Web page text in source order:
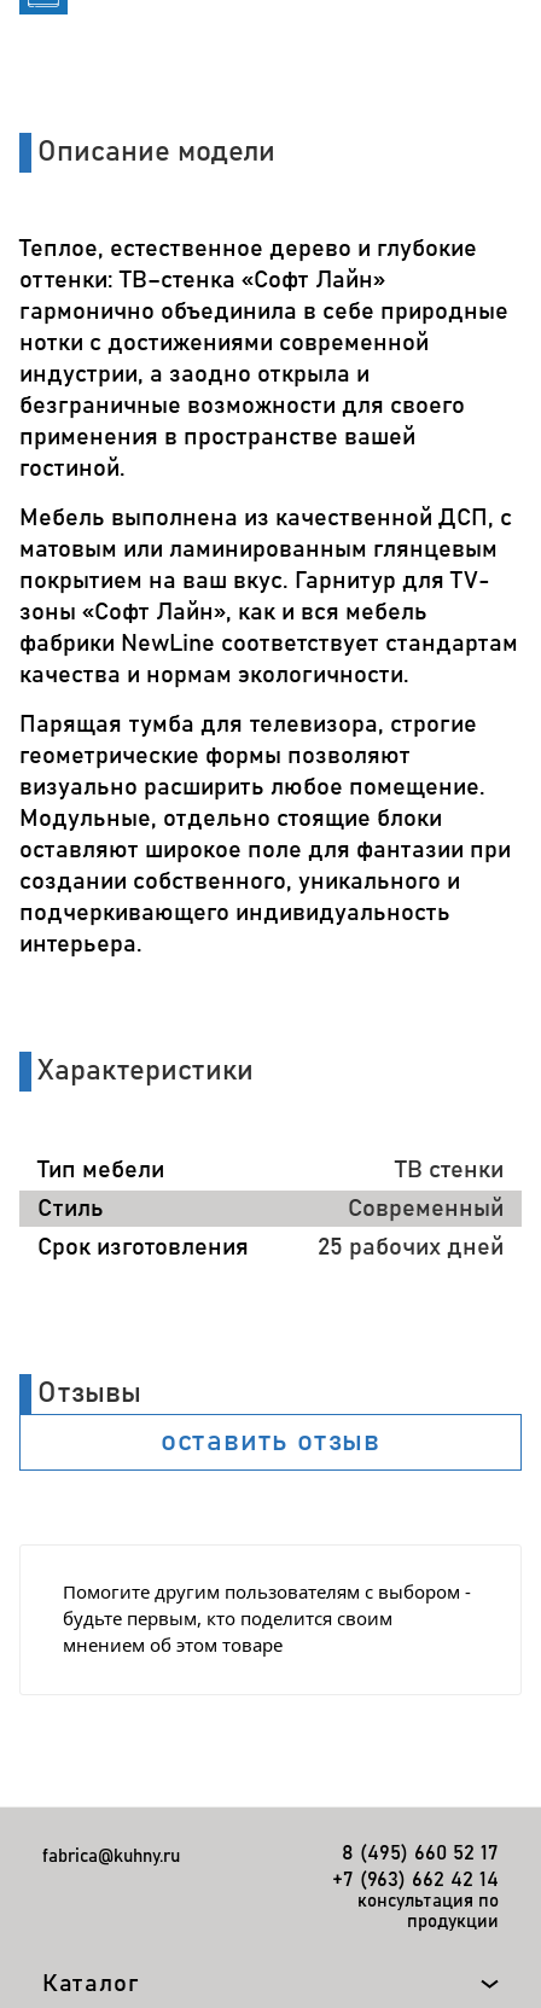
Описание модели
Теплое, естественное дерево и глубокие
оттенки: ТВ–стенка «Софт Лайн»
гармонично объединила в себе природные
нотки с достижениями современной
индустрии, а заодно открыла и
безграничные возможности для своего
применения в пространстве вашей
гостиной.
Мебель выполнена из качественной ДСП, с
матовым или ламинированным глянцевым
покрытием на ваш вкус. Гарнитур для TV-
зоны «Софт Лайн», как и вся мебель
фабрики NewLine соответствует стандартам
качества и нормам экологичности.
Парящая тумба для телевизора, строгие
геометрические формы позволяют
визуально расширить любое помещение.
Модульные, отдельно стоящие блоки
оставляют широкое поле для фантазии при
создании собственного, уникального и
подчеркивающего индивидуальность
интерьера.
Характеристики
Тип мебели
ТВ стенки
Стиль
Современный
Срок изготовления
25 рабочих дней
Отзывы
оставить отзыв
Помогите другим пользователям с выбором -
будьте первым, кто поделится своим
мнением об этом товаре
fabrica@kuhny.ru
8 (495) 660 52 17
+7 (963) 662 42 14
консультация по
продукции
Каталог